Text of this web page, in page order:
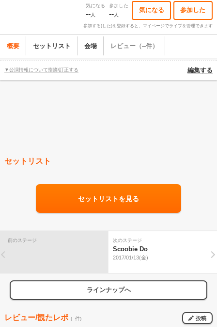
気になる
--人
参加した
--人
気になる 参加した
参加する(した)を登録すると、マイページでライブを管理できます
概要 セットリスト 会場 レビュー（--件）
▼公演情報について指摘/訂正する 編集する
セットリスト
セットリストを見る
前のステージ 次のステージ
Scoobie Do
2017/01/13(金)
ラインナップへ
レビュー/観たレポ (--件) 投稿